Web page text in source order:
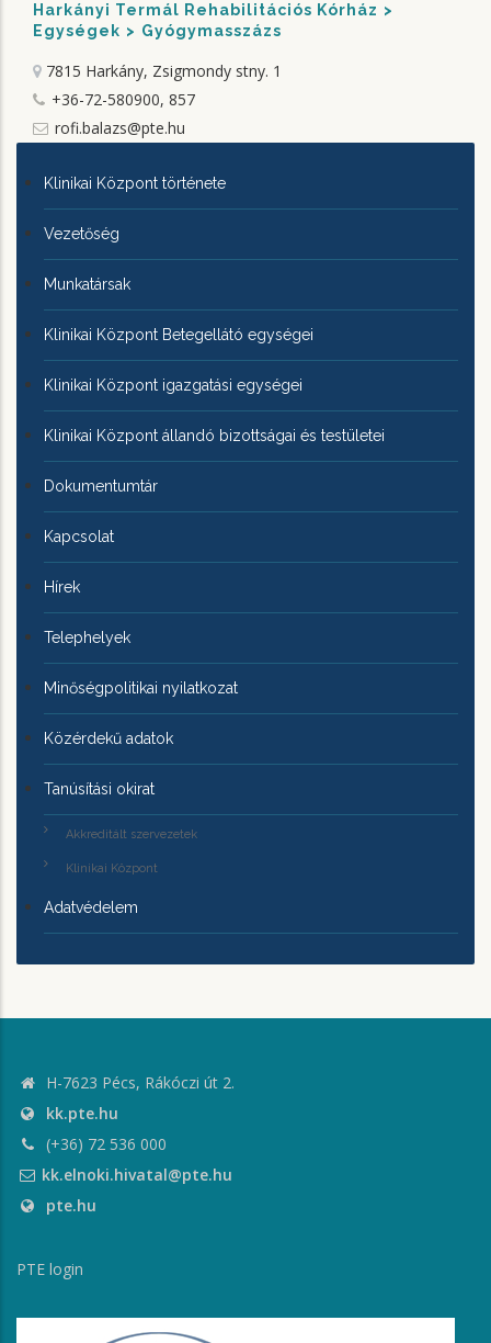
Harkányi Termál Rehabilitációs Kórház
Egységek
Gyógymasszázs
7815 Harkány, Zsigmondy stny. 1
+36-72-580900, 857
rofi.balazs@pte.hu
KLINIKAI
KÖZPONTRÓL
Klinikai Központ története
Vezetőség
Munkatársak
Klinikai Központ Betegellátó egységei
Klinikai Központ igazgatási egységei
Klinikai Központ állandó bizottságai és testületei
Dokumentumtár
Kapcsolat
Hírek
Telephelyek
Minőségpolitikai nyilatkozat
Közérdekű adatok
Tanúsítási okirat
Akkreditált szervezetek
Klinikai Központ
Adatvédelem
H-7623 Pécs, Rákóczi út 2.
kk.pte.hu
(+36) 72 536 000
kk.elnoki.hivatal@pte.hu
pte.hu
PTE login